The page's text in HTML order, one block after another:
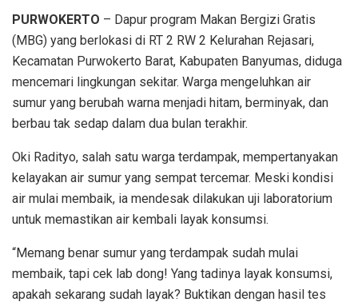
PURWOKERTO – Dapur program Makan Bergizi Gratis
(MBG) yang berlokasi di RT 2 RW 2 Kelurahan Rejasari,
Kecamatan Purwokerto Barat, Kabupaten Banyumas, diduga
mencemari lingkungan sekitar. Warga mengeluhkan air
sumur yang berubah warna menjadi hitam, berminyak, dan
berbau tak sedap dalam dua bulan terakhir.
Oki Radityo, salah satu warga terdampak, mempertanyakan
kelayakan air sumur yang sempat tercemar. Meski kondisi
air mulai membaik, ia mendesak dilakukan uji laboratorium
untuk memastikan air kembali layak konsumsi.
“Memang benar sumur yang terdampak sudah mulai
membaik, tapi cek lab dong! Yang tadinya layak konsumsi,
apakah sekarang sudah layak? Buktikan dengan hasil tes